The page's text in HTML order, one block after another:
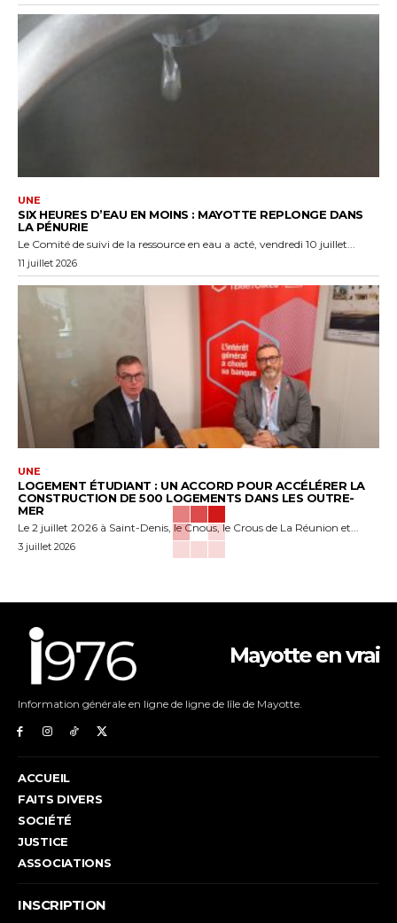
UNE
SIX HEURES D’EAU EN MOINS : MAYOTTE REPLONGE DANS
LA PÉNURIE
Le Comité de suivi de la ressource en eau a acté, vendredi 10 juillet...
11 juillet 2026
UNE
LOGEMENT ÉTUDIANT : UN ACCORD POUR ACCÉLÉRER LA
CONSTRUCTION DE 500 LOGEMENTS DANS LES OUTRE-
MER
Le 2 juillet 2026 à Saint-Denis, le Cnous, le Crous de La Réunion et...
3 juillet 2026
Mayotte en vrai
Information générale en ligne de ligne de lîle de Mayotte.
ACCUEIL
FAITS DIVERS
SOCIÉTÉ
JUSTICE
ASSOCIATIONS
INSCRIPTION